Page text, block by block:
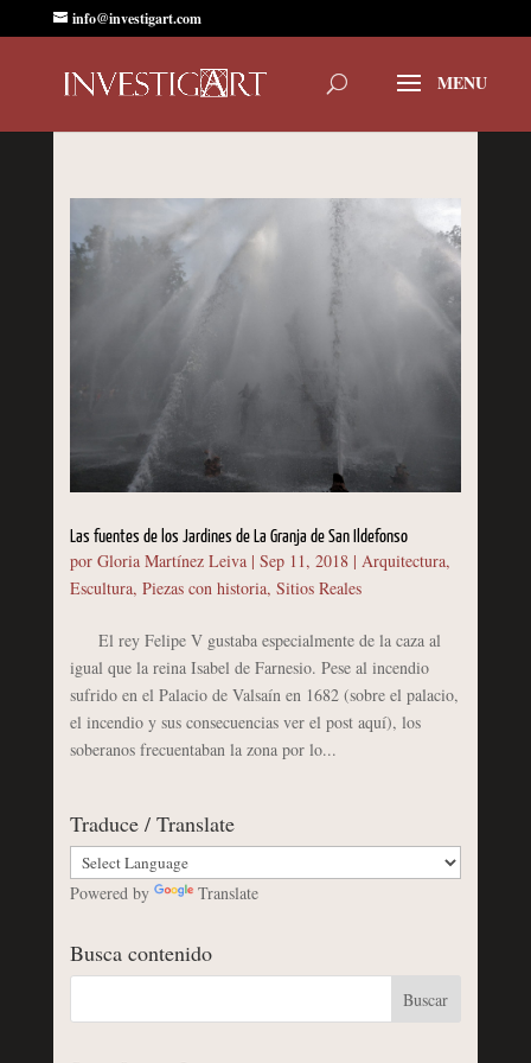
info@investigart.com
Las fuentes de los Jardines de La Granja de San Ildefonso
por Gloria Martínez Leiva| Sep 11, 2018| Arquitectura,
Escultura, Piezas con historia, Sitios Reales
El rey Felipe V gustaba especialmente de la caza al
igual que la reina Isabel de Farnesio. Pese al incendio
sufrido en el Palacio de Valsaín en 1682 (sobre el palacio,
el incendio y sus consecuencias ver el post aquí), los
soberanos frecuentaban la zona por lo...
Traduce / Translate
Powered by Translate
Busca contenido